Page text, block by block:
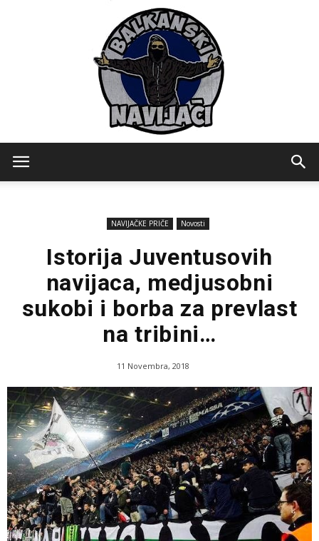
NAVIJAČKE PRIČE Novosti
Istorija Juventusovih
navijaca, medjusobni
sukobi i borba za prevlast
na tribini…
11 Novembra, 2018